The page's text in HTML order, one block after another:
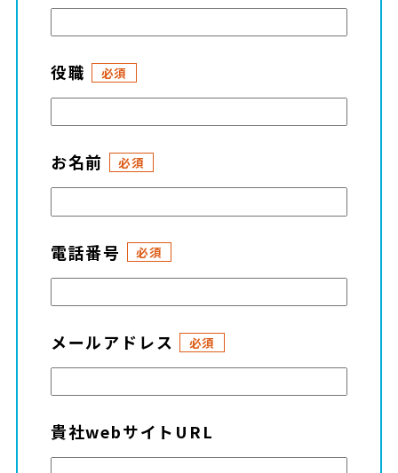
役職 必須
お名前 必須
電話番号 必須
メールアドレス 必須
貴社webサイトURL